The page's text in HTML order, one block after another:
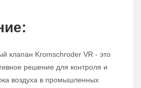
клапан Kromschroder VR - это
решение для контроля и
воздуха в промышленных